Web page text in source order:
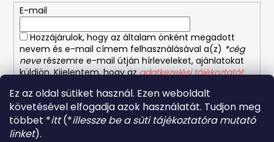
Ez az oldal sütiket használ. Ezen weboldalt
követésével elfogadja azok használatát. Tudjon meg
többet *itt(*illessze be a süti tájékoztatóra mutató
linket).
E-mail
Hozzájárulok, hogy az általam önként megadott
nevem és e-mail címem felhasználásával a(z) *cég
neverészemre e-mail útján hírleveleket, ajánlatokat
küldjön. Kijelentem, hogy azadatkezelési tájékoztatót
bármikor visszavonhatom.
FELIRATKOZÁS